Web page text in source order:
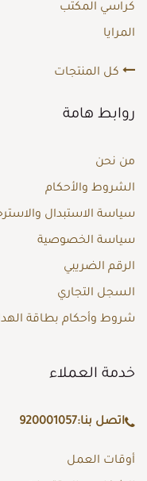
كراسي المكتب
المرايا
كل المنتجات
روابط هامة
من نحن
الشروط والأحكام
سياسة الاستبدال
سياسة الخصوصية
الرقم الضريبي
السجل التجاري
شروط وأحكام بطاقة
خدمة العملاء
اتصل بنا:920001057
أوقات العمل